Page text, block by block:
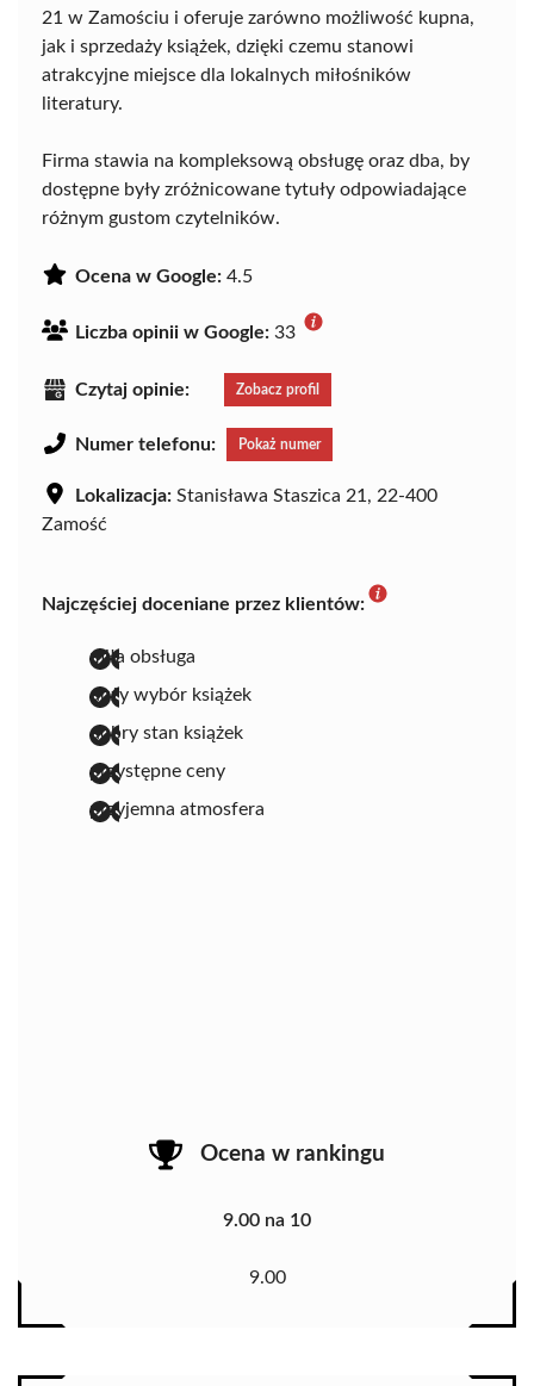
21 w Zamościu i oferuje zarówno możliwość kupna,
jak i sprzedaży książek, dzięki czemu stanowi
atrakcyjne miejsce dla lokalnych miłośników
literatury.
Firma stawia na kompleksową obsługę oraz dba, by
dostępne były zróżnicowane tytuły odpowiadające
różnym gustom czytelników.
Ocena w Google: 4.5
Liczba opinii w Google: 33
Czytaj opinie: Zobacz profil
Numer telefonu: Pokaż numer
Lokalizacja: Stanisława Staszica 21, 22-400
Zamość
Najczęściej doceniane przez klientów:
miła obsługa
duży wybór książek
dobry stan książek
przystępne ceny
przyjemna atmosfera
Ocena w rankingu
9.00 na 10
9.00